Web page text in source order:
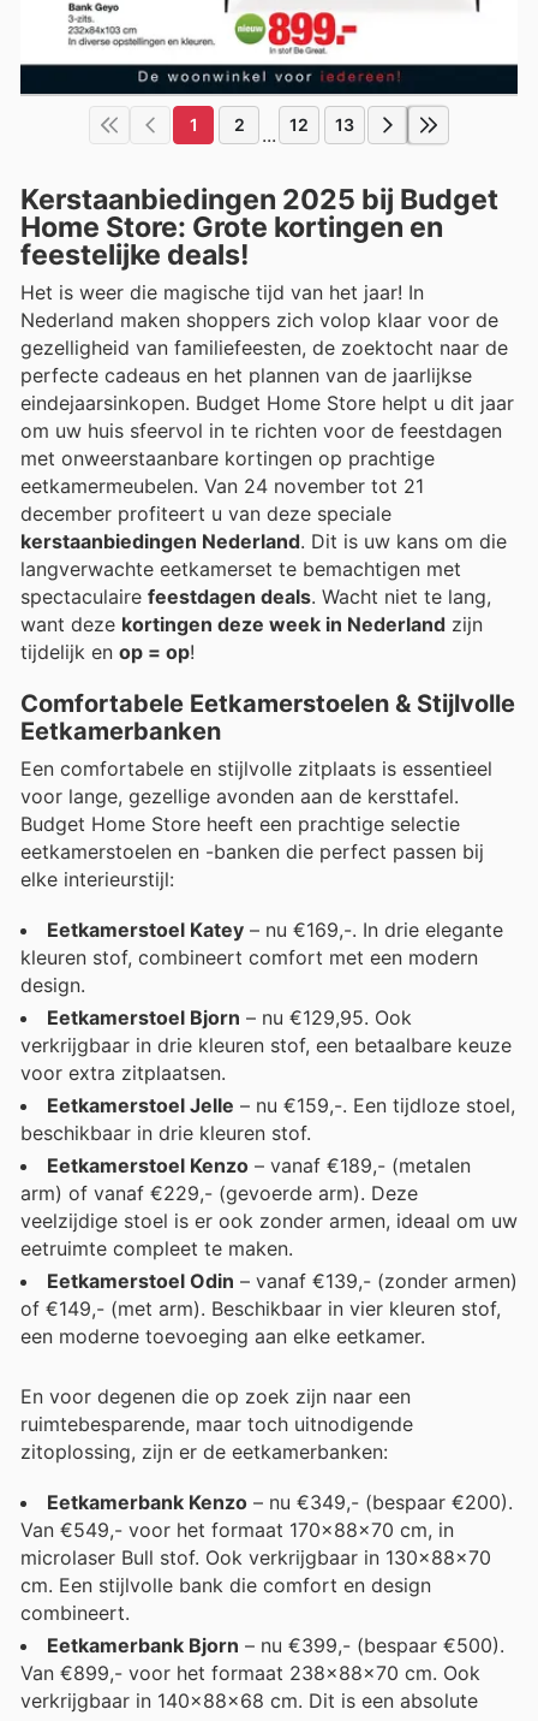
1 2 ... 12 13
Kerstaanbiedingen 2025 bij Budget
Home Store: Grote kortingen en
feestelijke deals!
Het is weer die magische tijd van het jaar! In
Nederland maken shoppers zich volop klaar voor de
gezelligheid van familiefeesten, de zoektocht naar de
perfecte cadeaus en het plannen van de jaarlijkse
eindejaarsinkopen. Budget Home Store helpt u dit jaar
om uw huis sfeervol in te richten voor de feestdagen
met onweerstaanbare kortingen op prachtige
eetkamermeubelen. Van 24 november tot 21
december profiteert u van deze speciale
kerstaanbiedingen Nederland. Dit is uw kans om die
langverwachte eetkamerset te bemachtigen met
spectaculaire feestdagen deals. Wacht niet te lang,
want deze kortingen deze week in Nederland zijn
tijdelijk en op = op!
Comfortabele Eetkamerstoelen & Stijlvolle
Eetkamerbanken
Een comfortabele en stijlvolle zitplaats is essentieel
voor lange, gezellige avonden aan de kersttafel.
Budget Home Store heeft een prachtige selectie
eetkamerstoelen en -banken die perfect passen bij
elke interieurstijl:
Eetkamerstoel Katey – nu €169,-. In drie elegante
kleuren stof, combineert comfort met een modern
design.
Eetkamerstoel Bjorn – nu €129,95. Ook
verkrijgbaar in drie kleuren stof, een betaalbare keuze
voor extra zitplaatsen.
Eetkamerstoel Jelle – nu €159,-. Een tijdloze stoel,
beschikbaar in drie kleuren stof.
Eetkamerstoel Kenzo – vanaf €189,- (metalen
arm) of vanaf €229,- (gevoerde arm). Deze
veelzijdige stoel is er ook zonder armen, ideaal om uw
eetruimte compleet te maken.
Eetkamerstoel Odin – vanaf €139,- (zonder armen)
of €149,- (met arm). Beschikbaar in vier kleuren stof,
een moderne toevoeging aan elke eetkamer.
En voor degenen die op zoek zijn naar een
ruimtebesparende, maar toch uitnodigende
zitoplossing, zijn er de eetkamerbanken:
Eetkamerbank Kenzo – nu €349,- (bespaar €200).
Van €549,- voor het formaat 170x88x70 cm, in
microlaser Bull stof. Ook verkrijgbaar in 130x88x70
cm. Een stijlvolle bank die comfort en design
combineert.
Eetkamerbank Bjorn – nu €399,- (bespaar €500).
Van €899,- voor het formaat 238x88x70 cm. Ook
verkrijgbaar in 140x88x68 cm. Dit is een absolute